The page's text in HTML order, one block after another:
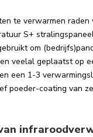
te verwarmen raden
S+
om
veelal geplaatst op
een 1-3
poeder-coating van